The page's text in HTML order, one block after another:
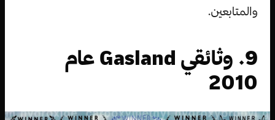
والمتابعين.
9. وثائقي Gasland عام
2010